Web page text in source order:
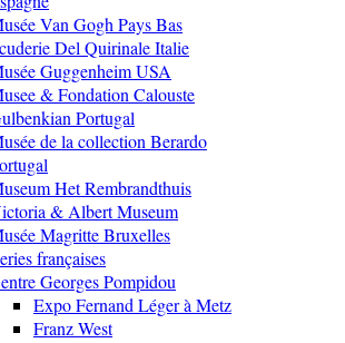
Van Gogh Pays Bas
Del Quirinale Italie
Guggenheim USA
& Fondation Calouste
Portugal
de la collection Berardo
Het Rembrandthuis
& Albert Museum
Magritte Bruxelles
françaises
Georges Pompidou
Expo Fernand Léger à Metz
Franz West